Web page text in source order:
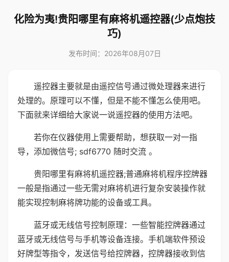
化险为夷!贵阳哪里有麻将机遥控器(少点炮技
巧)
发布时间：2026年08月07日
遥控器主要就是由遥控信号通过微处理器来进行
处理的。原理可以不懂，但是不能不懂怎么使用吧。
下面就来详细给大家说一说遥控器的使用方法吧。
若你在仪器使用上需要帮助，想获取一对一指
导，添加微信号; sdf6770 随时交流 。
贵阳哪里有麻将机遥控器;普通麻将机程序控牌器
一般是指通过一些无需对麻将机进行复杂安装操作就
能实现控制麻将牌功能的设备或工具。
蓝牙或无线信号控制原理：一些智能控牌器通过
蓝牙或无线信号与手机等设备连接。手机端软件预设
好牌型等指令，发送信号给控牌器，控牌器接收到信